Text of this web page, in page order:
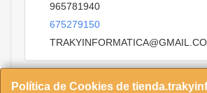
Política de Cookies de
965781940
675279150